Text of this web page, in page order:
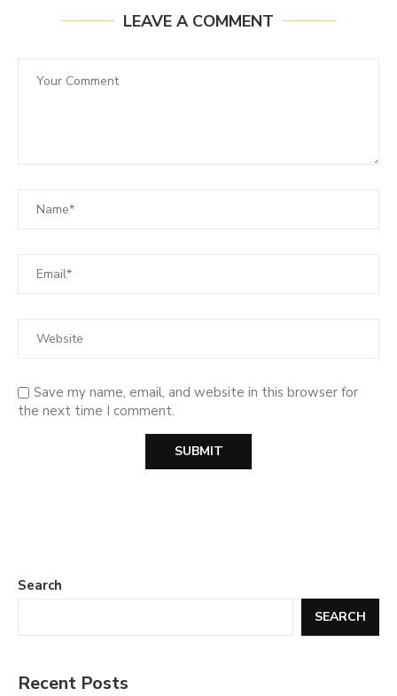
LEAVE A COMMENT
Save my name, email, and website in this browser for
the next time I comment.
Search
SEARCH
Recent Posts